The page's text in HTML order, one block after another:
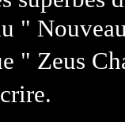
"
" Zeus